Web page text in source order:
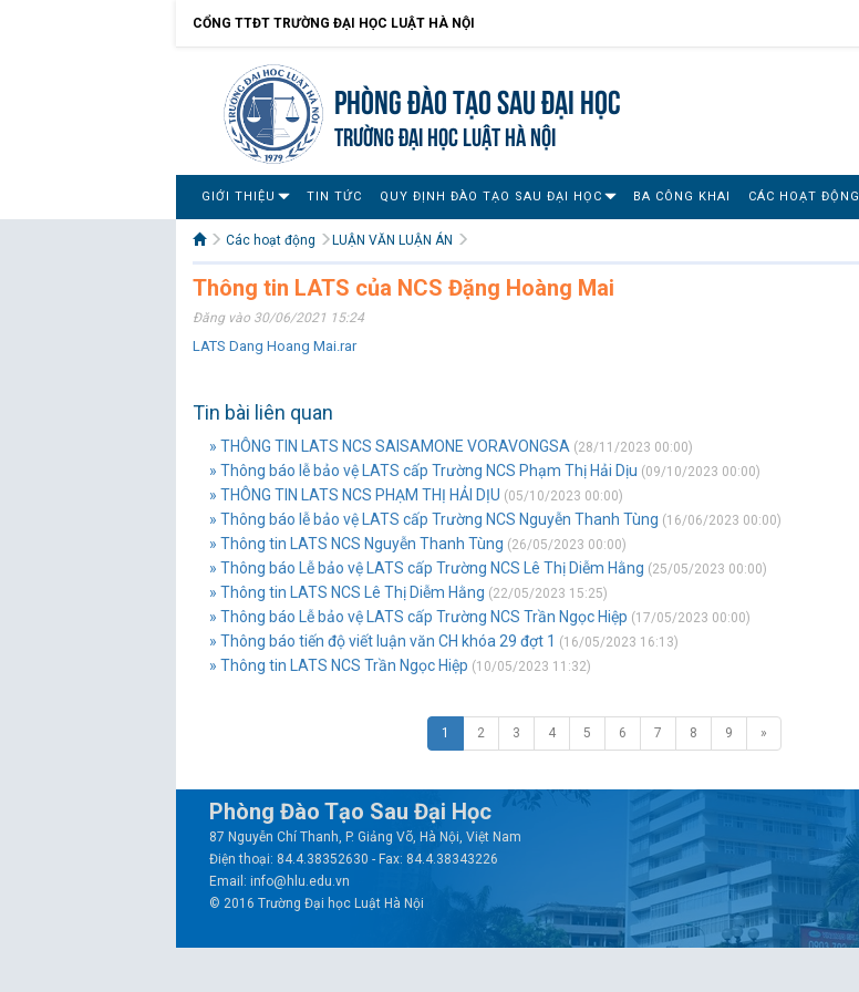
CỔNG TTĐT TRƯỜNG ĐẠI HỌC LUẬT HÀ NỘI
Phòng Đào tạo Sau đại học
TRƯỜNG ĐẠI HỌC LUẬT HÀ NỘI
GIỚI THIỆU TIN TỨC QUY ĐỊNH ĐÀO TẠO SAU ĐẠI HỌC BA CÔNG KHAI CÁC HOẠT ĐỘNG
Các hoạt động LUẬN VĂN LUẬN ÁN
Thông tin LATS của NCS Đặng Hoàng Mai
Đăng vào 30/06/2021 15:24
LATS Dang Hoang Mai.rar
Tin bài liên quan
» THÔNG TIN LATS NCS SAISAMONE VORAVONGSA (28/11/2023 00:00)
» Thông báo lễ bảo vệ LATS cấp Trường NCS Phạm Thị Hải Dịu (09/10/2023 00:00)
» THÔNG TIN LATS NCS PHẠM THỊ HẢI DỊU (05/10/2023 00:00)
» Thông báo lễ bảo vệ LATS cấp Trường NCS Nguyễn Thanh Tùng (16/06/2023 00:00)
» Thông tin LATS NCS Nguyễn Thanh Tùng (26/05/2023 00:00)
» Thông báo Lễ bảo vệ LATS cấp Trường NCS Lê Thị Diễm Hằng (25/05/2023 00:00)
» Thông tin LATS NCS Lê Thị Diễm Hằng (22/05/2023 15:25)
» Thông báo Lễ bảo vệ LATS cấp Trường NCS Trần Ngọc Hiệp (17/05/2023 00:00)
» Thông báo tiến độ viết luận văn CH khóa 29 đợt 1 (16/05/2023 16:13)
» Thông tin LATS NCS Trần Ngọc Hiệp (10/05/2023 11:32)
1 2 3 4 5 6 7 8 9 »
Phòng Đào Tạo Sau Đại Học
87 Nguyễn Chí Thanh, P. Giảng Võ, Hà Nội, Việt Nam
Điện thoại: 84.4.38352630 - Fax: 84.4.38343226
Email: info@hlu.edu.vn
© 2016 Trường Đại học Luật Hà Nội